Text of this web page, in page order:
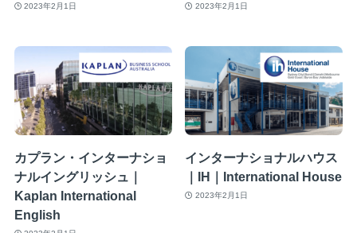
2023年2月1日 2023年2月1日
カプラン・インターナショ
ナルイングリッシュ｜
Kaplan International
English
インターナショナルハウス
｜IH｜International House
2023年2月1日